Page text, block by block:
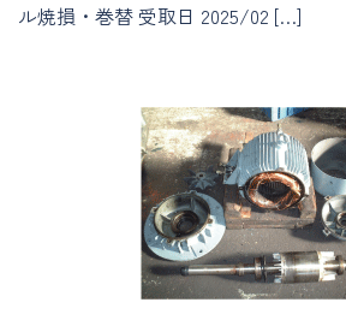
ル焼損・巻替 受取日 2025/02 […]